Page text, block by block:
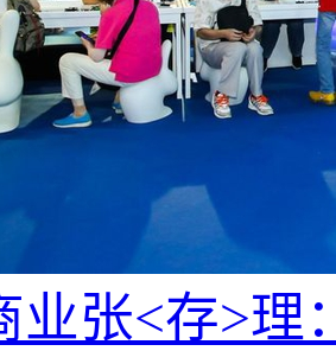
业张<存>理